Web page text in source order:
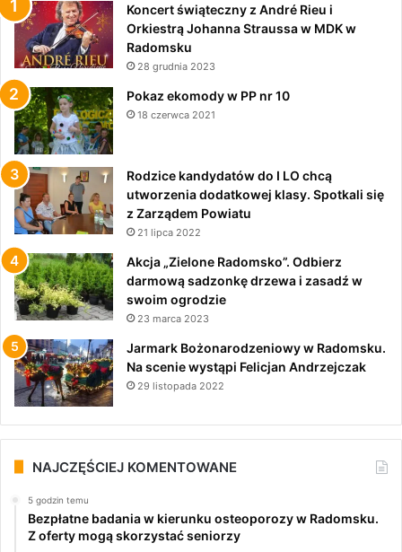
Koncert świąteczny z André Rieu i
Orkiestrą Johanna Straussa w MDK w
Radomsku
28 grudnia 2023
Pokaz ekomody w PP nr 10
18 czerwca 2021
Rodzice kandydatów do I LO chcą
utworzenia dodatkowej klasy. Spotkali się
z Zarządem Powiatu
21 lipca 2022
Akcja „Zielone Radomsko”. Odbierz
darmową sadzonkę drzewa i zasadź w
swoim ogrodzie
23 marca 2023
Jarmark Bożonarodzeniowy w Radomsku.
Na scenie wystąpi Felicjan Andrzejczak
29 listopada 2022
NAJCZĘŚCIEJ KOMENTOWANE
5 godzin temu
Bezpłatne badania w kierunku osteoporozy w Radomsku.
Z oferty mogą skorzystać seniorzy